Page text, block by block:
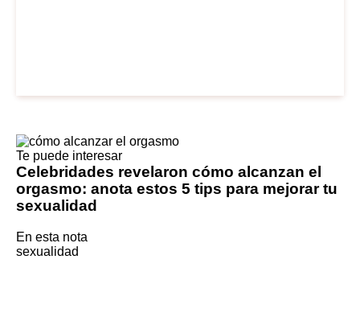
Te puede interesar
Celebridades revelaron cómo alcanzan el
orgasmo: anota estos 5 tips para mejorar tu
sexualidad
En esta nota
sexualidad